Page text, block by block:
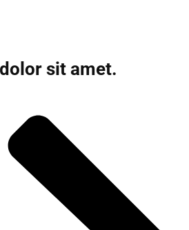
sit amet.